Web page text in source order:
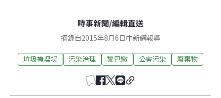
時事新聞/編輯直送
摘錄自2015年8月6日中新網報導
垃圾掩埋場 污染治理 黎巴嫩 公害污染 廢棄物